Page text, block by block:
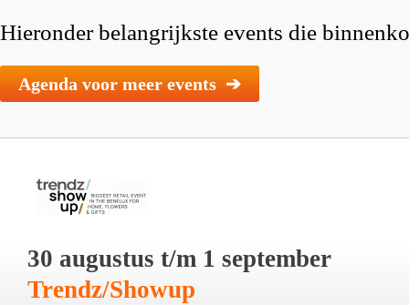
Hieronder belangrijkste events die
Agenda voor meer events ➔
30 augustus t/m 1 september
Trendz/Showup